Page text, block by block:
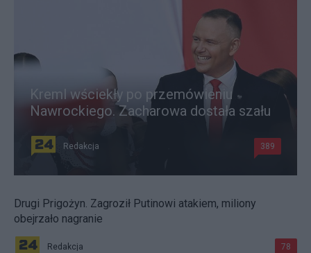
Kreml wściekły po przemówieniu
Nawrockiego. Zacharowa dostała szału
Redakcja 389
Drugi Prigożyn. Zagroził Putinowi atakiem, miliony
obejrzało nagranie
Redakcja 78